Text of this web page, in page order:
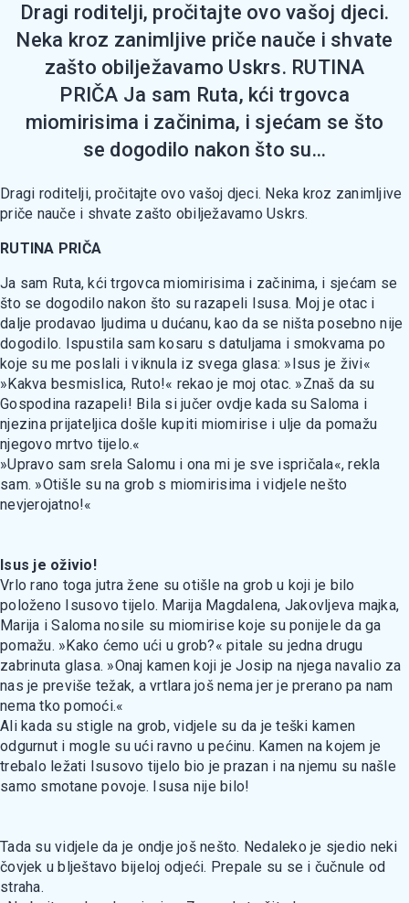
Dragi roditelji, pročitajte ovo vašoj djeci.
Neka kroz zanimljive priče nauče i shvate
zašto obilježavamo Uskrs. RUTINA
PRIČA Ja sam Ruta, kći trgovca
miomirisima i začinima, i sjećam se što
se dogodilo nakon što su...
Dragi roditelji, pročitajte ovo vašoj djeci. Neka kroz zanimljive
priče nauče i shvate zašto obilježavamo Uskrs.
RUTINA PRIČA
Ja sam Ruta, kći trgovca miomirisima i začinima, i sjećam se
što se dogodilo nakon što su razapeli Isusa. Moj je otac i
dalje prodavao ljudima u dućanu, kao da se ništa posebno nije
dogodilo. Ispustila sam kosaru s datuljama i smokvama po
koje su me poslali i viknula iz svega glasa: »Isus je živi«
»Kakva besmislica, Ruto!« rekao je moj otac. »Znaš da su
Gospodina razapeli! Bila si jučer ovdje kada su Saloma i
njezina prijateljica došle kupiti miomirise i ulje da pomažu
njegovo mrtvo tijelo.«
»Upravo sam srela Salomu i ona mi je sve ispričala«, rekla
sam. »Otišle su na grob s miomirisima i vidjele nešto
nevjerojatno!«
Isus je oživio!
Vrlo rano toga jutra žene su otišle na grob u koji je bilo
položeno Isusovo tijelo. Marija Magdalena, Jakovljeva majka,
Marija i Saloma nosile su miomirise koje su ponijele da ga
pomažu. »Kako ćemo ući u grob?« pitale su jedna drugu
zabrinuta glasa. »Onaj kamen koji je Josip na njega navalio za
nas je previše težak, a vrtlara još nema jer je prerano pa nam
nema tko pomoći.«
Ali kada su stigle na grob, vidjele su da je teški kamen
odgurnut i mogle su ući ravno u pećinu. Kamen na kojem je
trebalo ležati Isusovo tijelo bio je prazan i na njemu su našle
samo smotane povoje. Isusa nije bilo!
Tada su vidjele da je ondje još nešto. Nedaleko je sjedio neki
čovjek u blještavo bijeloj odjeći. Prepale su se i čučnule od
straha.